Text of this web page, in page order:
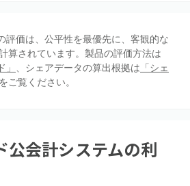
評価は、公平性を最優先に、客観的な
算されています。製品の評価方法は
」 、シェアデータの算出根拠は 「シェ
をご覧ください。
公会計システムの利